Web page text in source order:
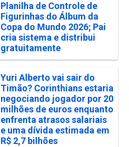
Planilha de Controle de
Figurinhas do Álbum da
Copa do Mundo 2026; Pai
cria sistema e distribui
gratuitamente
Yuri Alberto vai sair do
Timão? Corinthians estaria
negociando jogador por 20
milhões de euros enquanto
enfrenta atrasos salariais
e uma dívida estimada em
R$ 2,7 bilhões